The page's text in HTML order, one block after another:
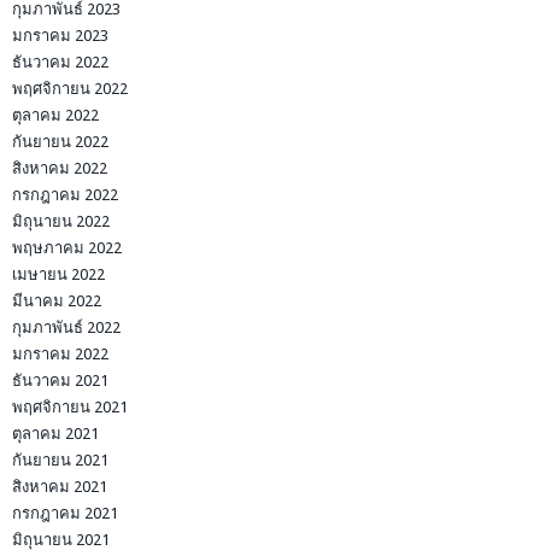
กุมภาพันธ์ 2023
มกราคม 2023
ธันวาคม 2022
พฤศจิกายน 2022
ตุลาคม 2022
กันยายน 2022
สิงหาคม 2022
กรกฎาคม 2022
มิถุนายน 2022
พฤษภาคม 2022
เมษายน 2022
มีนาคม 2022
กุมภาพันธ์ 2022
มกราคม 2022
ธันวาคม 2021
พฤศจิกายน 2021
ตุลาคม 2021
กันยายน 2021
สิงหาคม 2021
กรกฎาคม 2021
มิถุนายน 2021